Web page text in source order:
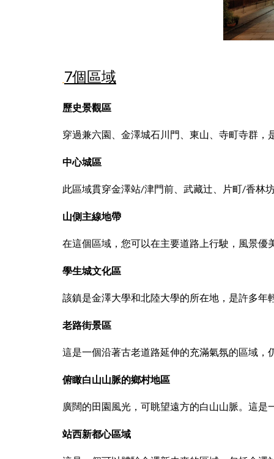
7個區域
歷史景觀區
穿過兼六園、金澤城石川門、東山、寺町寺群
中心城區
此區域貫穿金澤站/津門前、武藏辻、片町/香林
山側主線地帶
在這個區域，您可以在主要道路上行駛，風景
學生城文化區
該鎮是金澤大學和北陸大學的所在地，是許多
老路街景區
這是一個沿著古老道路延伸的充滿氣氛的區域
俯瞰白山山脈的鄉村地區
廣闊的田園風光，可眺望遠方的白山山脈。這
站西新都心區域